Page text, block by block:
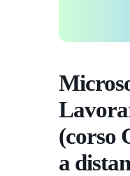
(corso
a